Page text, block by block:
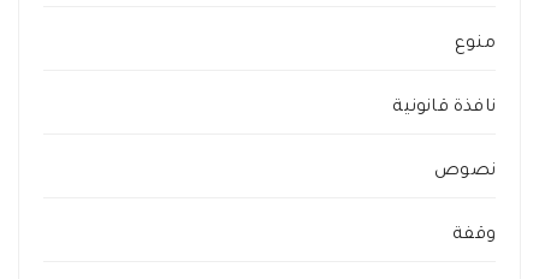
منوع
نافذة قانونية
نصوص
وقفة